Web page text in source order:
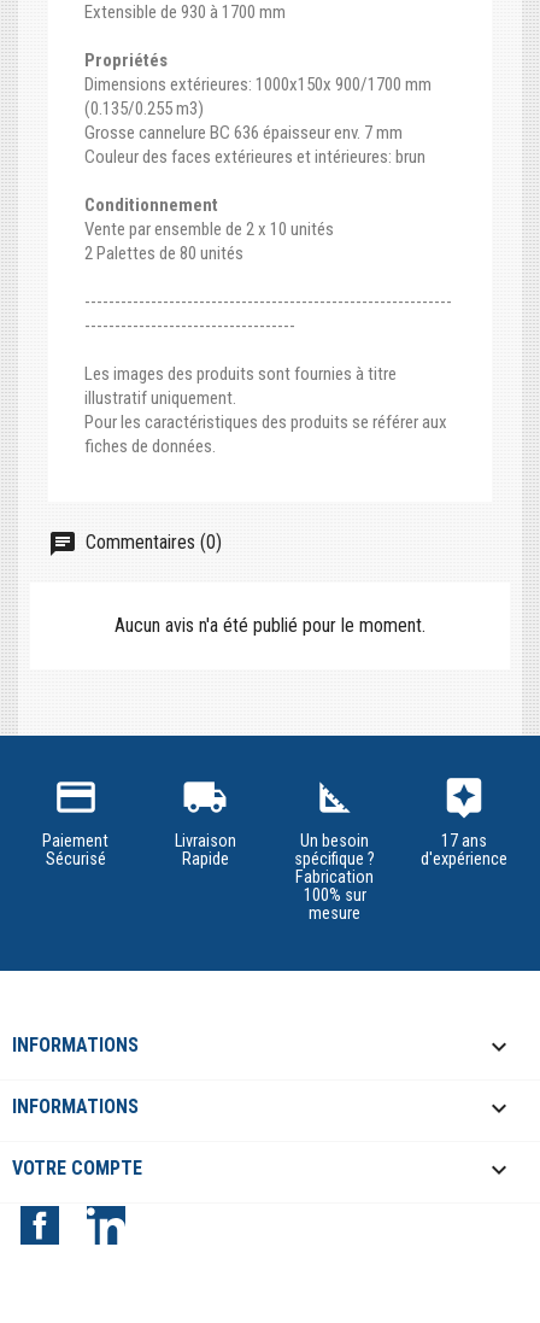
Extensible de 930 à 1700 mm
Propriétés
Dimensions extérieures: 1000x150x 900/1700 mm
(0.135/0.255 m3)
Grosse cannelure BC 636 épaisseur env. 7 mm
Couleur des faces extérieures et intérieures: brun
Conditionnement
Vente par ensemble de 2 x 10 unités
2 Palettes de 80 unités
-------------------------------------------------------------
-----------------------------------
Les images des produits sont fournies à titre
illustratif uniquement.
Pour les caractéristiques des produits se référer aux
fiches de données.
Commentaires (0)
Aucun avis n'a été publié pour le moment.
credit_card
Paiement
Sécurisé
local_shipping
Livraison
Rapide
square_foot
Un besoin
spécifique ?
Fabrication
100% sur
mesure
assistant
17 ans
d'expérience
INFORMATIONS keyboard_arrow_down
INFORMATIONS 
VOTRE COMPTE 
FacebookLinkedIn